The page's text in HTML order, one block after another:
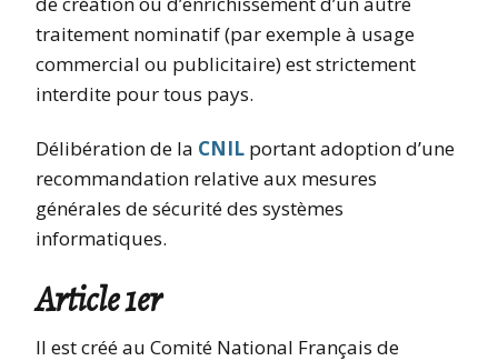
traitement nominatif (par exemple à usage
commercial ou publicitaire) est strictement
interdite pour tous pays.
Délibération de la CNIL portant adoption d’une
recommandation relative aux mesures
générales de sécurité des systèmes
informatiques.
Article 1er
Il est créé au Comité National Français de